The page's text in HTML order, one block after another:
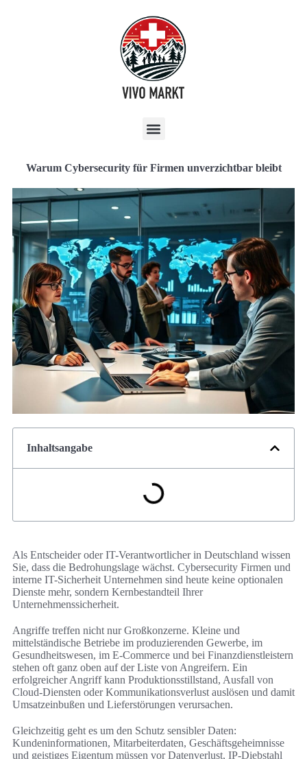
Warum Cybersecurity für Firmen unverzichtbar bleibt
Inhaltsangabe
Als Entscheider oder IT-Verantwortlicher in Deutschland wissen
Sie, dass die Bedrohungslage wächst. Cybersecurity Firmen und
interne IT-Sicherheit Unternehmen sind heute keine optionalen
Dienste mehr, sondern Kernbestandteil Ihrer
Unternehmenssicherheit.
Angriffe treffen nicht nur Großkonzerne. Kleine und
mittelständische Betriebe im produzierenden Gewerbe, im
Gesundheitswesen, im E‑Commerce und bei Finanzdienstleistern
stehen oft ganz oben auf der Liste von Angreifern. Ein
erfolgreicher Angriff kann Produktionsstillstand, Ausfall von
Cloud-Diensten oder Kommunikationsverlust auslösen und damit
Umsatzeinbußen und Lieferstörungen verursachen.
Gleichzeitig geht es um den Schutz sensibler Daten:
Kundeninformationen, Mitarbeiterdaten, Geschäftsgeheimnisse
und geistiges Eigentum müssen vor Datenverlust, IP-Diebstahl